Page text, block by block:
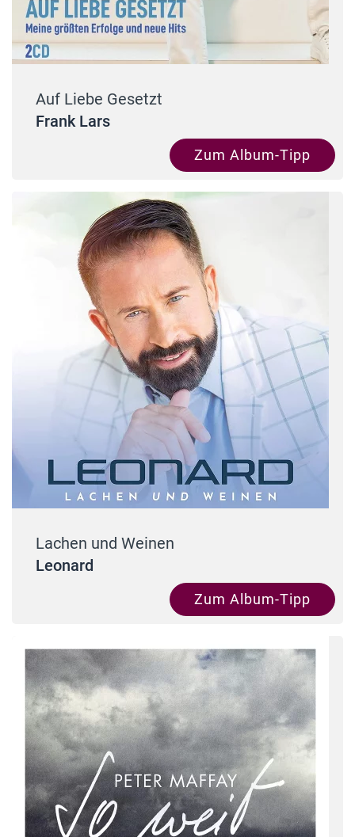
Auf Liebe Gesetzt
Frank Lars
Zum Album-Tipp
Lachen und Weinen
Leonard
Zum Album-Tipp